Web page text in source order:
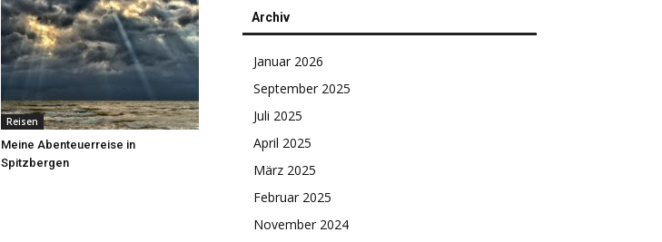
Reisen
Meine Abenteuerreise in
Spitzbergen
Archiv
Januar 2026
September 2025
Juli 2025
April 2025
März 2025
Februar 2025
November 2024